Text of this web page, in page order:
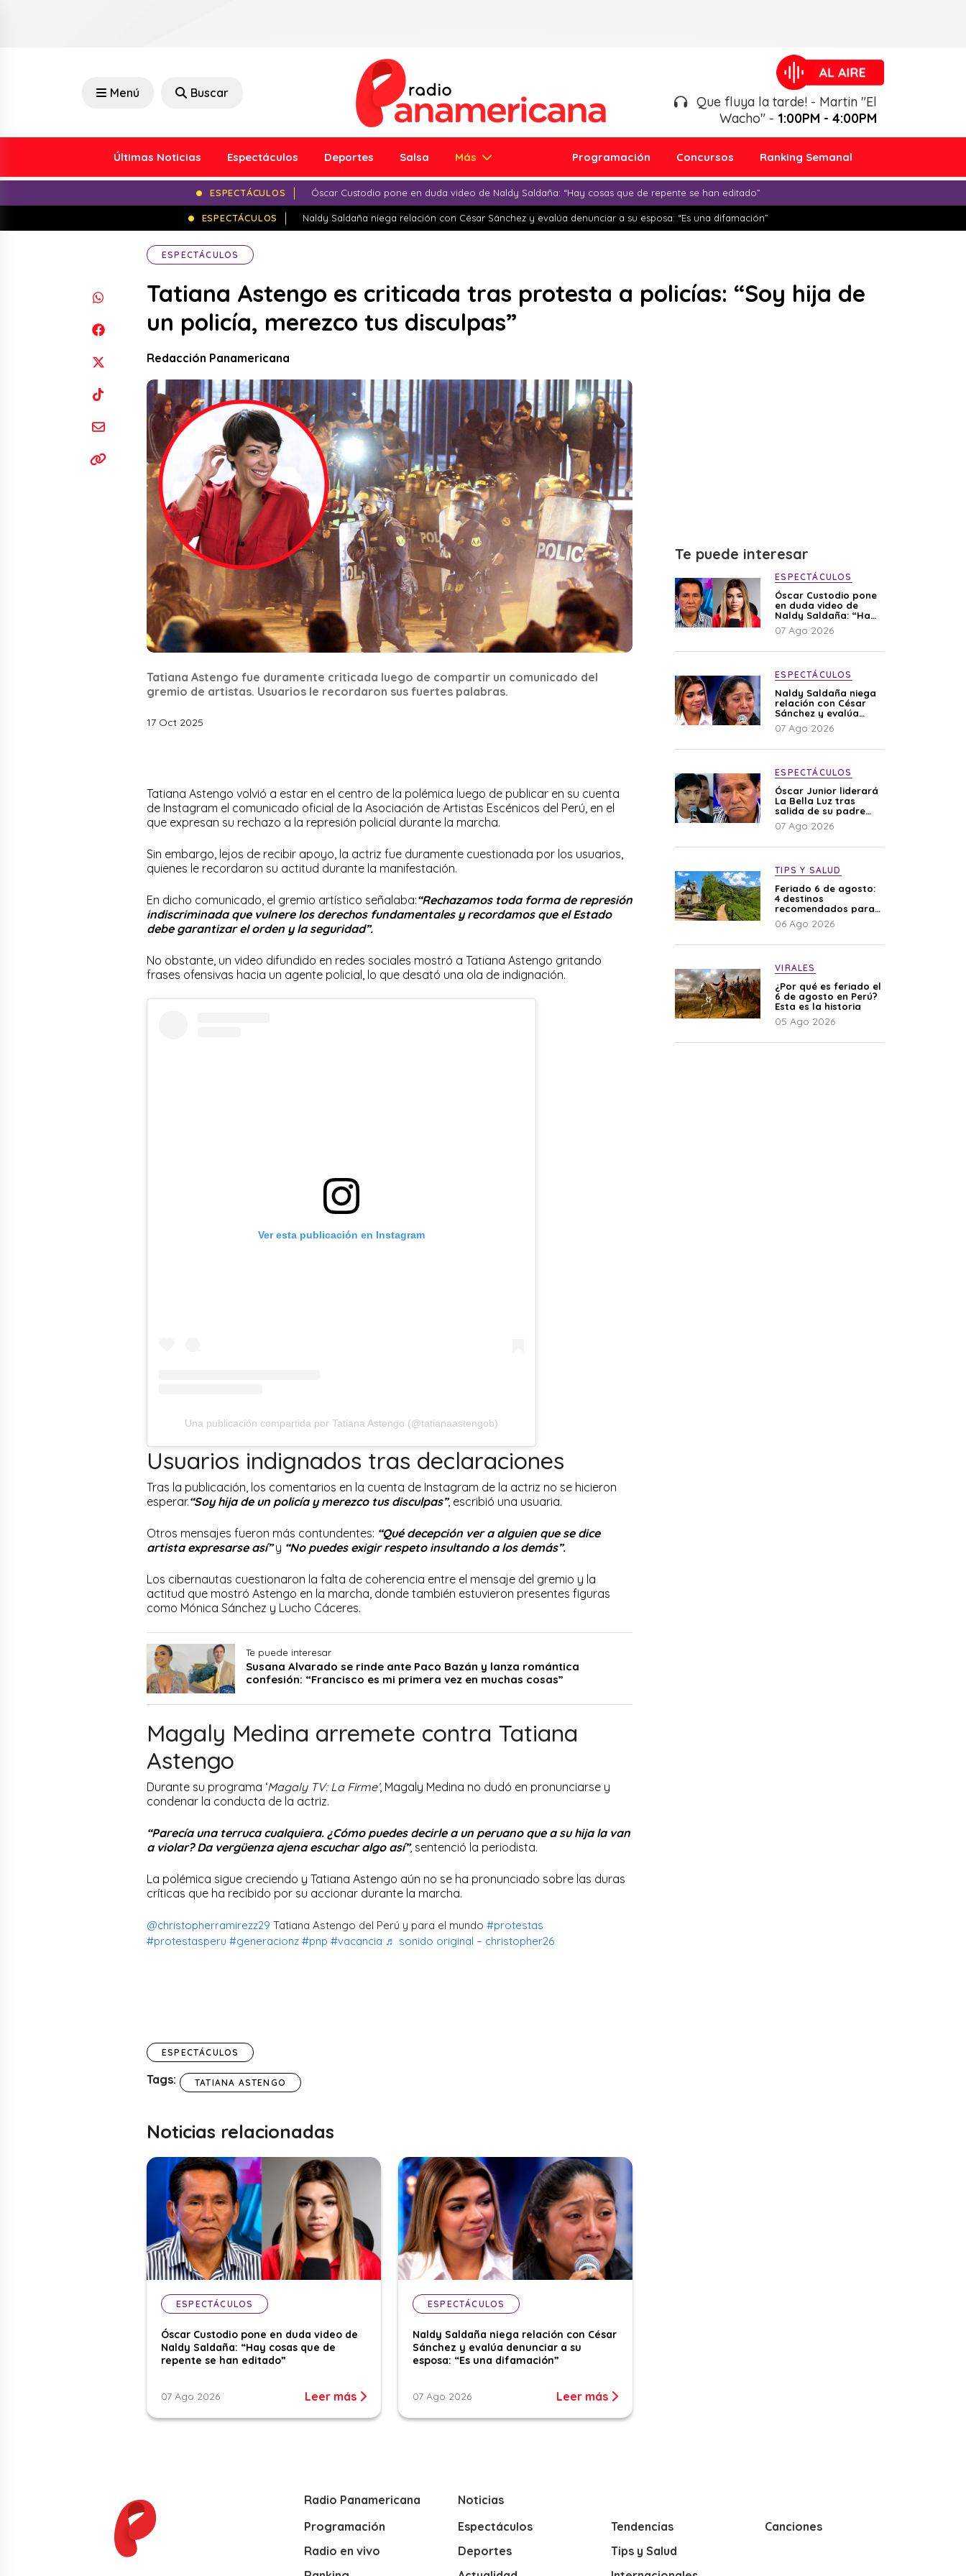
Menú Buscar
Que fluya la tarde! - Martin "El
Wacho" - 1:00PM - 4:00PM
Últimas Noticias Espectáculos Deportes Salsa Más Programación Concursos Ranking Semanal
ESPECTÁCULOS Óscar Custodio pone en duda video de Naldy Saldaña: “Hay cosas que de repente se han editado”
ESPECTÁCULOS Naldy Saldaña niega relación con César Sánchez y evalúa denunciar a su esposa: “Es una difamación”
ESPECTÁCULOS
Tatiana Astengo es criticada tras protesta a policías: “Soy hija de
un policía, merezco tus disculpas”
Redacción Panamericana
Tatiana Astengo fue duramente criticada luego de compartir un comunicado del
gremio de artistas. Usuarios le recordaron sus fuertes palabras.
17 Oct 2025
Tatiana Astengo volvió a estar en el centro de la polémica luego de publicar en su cuenta
de Instagram el comunicado oficial de la Asociación de Artistas Escénicos del Perú, en el
que expresan su rechazo a la represión policial durante la marcha.
Sin embargo, lejos de recibir apoyo, la actriz fue duramente cuestionada por los usuarios,
quienes le recordaron su actitud durante la manifestación.
En dicho comunicado, el gremio artístico señalaba:“Rechazamos toda forma de represión
indiscriminada que vulnere los derechos fundamentales y recordamos que el Estado
debe garantizar el orden y la seguridad”.
No obstante, un video difundido en redes sociales mostró a Tatiana Astengo gritando
frases ofensivas hacia un agente policial, lo que desató una ola de indignación.
Ver esta publicación en Instagram
Una publicación compartida por Tatiana Astengo (@tatianaastengob)
Usuarios indignados tras declaraciones
Tras la publicación, los comentarios en la cuenta de Instagram de la actriz no se hicieron
esperar.“Soy hija de un policía y merezco tus disculpas”, escribió una usuaria.
Otros mensajes fueron más contundentes: “Qué decepción ver a alguien que se dice
artista expresarse así”y “No puedes exigir respeto insultando a los demás”.
Los cibernautas cuestionaron la falta de coherencia entre el mensaje del gremio y la
actitud que mostró Astengo en la marcha, donde también estuvieron presentes figuras
como Mónica Sánchez y Lucho Cáceres.
Te puede interesar
Susana Alvarado se rinde ante Paco Bazán y lanza romántica
confesión: “Francisco es mi primera vez en muchas cosas”
Magaly Medina arremete contra Tatiana
Astengo
Durante su programa ‘Magaly TV: La Firme’, Magaly Medina no dudó en pronunciarse y
condenar la conducta de la actriz.
“Parecía una terruca cualquiera. ¿Cómo puedes decirle a un peruano que a su hija la van
a violar? Da vergüenza ajena escuchar algo así”, sentenció la periodista.
La polémica sigue creciendo y Tatiana Astengo aún no se ha pronunciado sobre las duras
críticas que ha recibido por su accionar durante la marcha.
@christopherramirezz29 Tatiana Astengo del Perú y para el mundo #protestas
#protestasperu #generacionz #pnp #vacancia ♬ sonido original – christopher26
ESPECTÁCULOS
Tags: TATIANA ASTENGO
Noticias relacionadas
ESPECTÁCULOS
Óscar Custodio pone en duda video de
Naldy Saldaña: “Hay cosas que de
repente se han editado”
07 Ago 2026 Leer más
ESPECTÁCULOS
Naldy Saldaña niega relación con César
Sánchez y evalúa denunciar a su
esposa: “Es una difamación”
07 Ago 2026 Leer más
Te puede interesar
ESPECTÁCULOS
Óscar Custodio pone
en duda video de
Naldy Saldaña: “Hay
cosas que de repente
se han editado”
07 Ago 2026
ESPECTÁCULOS
Naldy Saldaña niega
relación con César
Sánchez y evalúa
denunciar a su
esposa: “Es una
07 Ago 2026
ESPECTÁCULOS
Óscar Junior liderará
La Bella Luz tras
salida de su padre
por polémica con
Naldy Saldaña
07 Ago 2026
TIPS Y SALUD
Feriado 6 de agosto:
4 destinos
recomendados para
disfrutar el descanso
06 Ago 2026
VIRALES
¿Por qué es feriado el
6 de agosto en Perú?
Esta es la historia
05 Ago 2026
Radio Panamericana
Programación
Radio en vivo
Noticias
Espectáculos
Deportes
Tendencias
Tips y Salud
Canciones